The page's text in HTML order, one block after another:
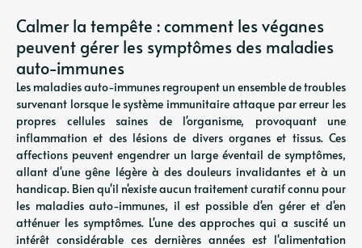
Calmer la tempête : comment les véganes
peuvent gérer les symptômes des maladies
auto-immunes
Les maladies auto-immunes regroupent un ensemble de troubles
survenant lorsque le système immunitaire attaque par erreur les
propres cellules saines de l'organisme, provoquant une
inflammation et des lésions de divers organes et tissus. Ces
affections peuvent engendrer un large éventail de symptômes,
allant d'une gêne légère à des douleurs invalidantes et à un
handicap. Bien qu'il n'existe aucun traitement curatif connu pour
les maladies auto-immunes, il est possible d'en gérer et d'en
atténuer les symptômes. L'une des approches qui a suscité un
intérêt considérable ces dernières années est l'alimentation